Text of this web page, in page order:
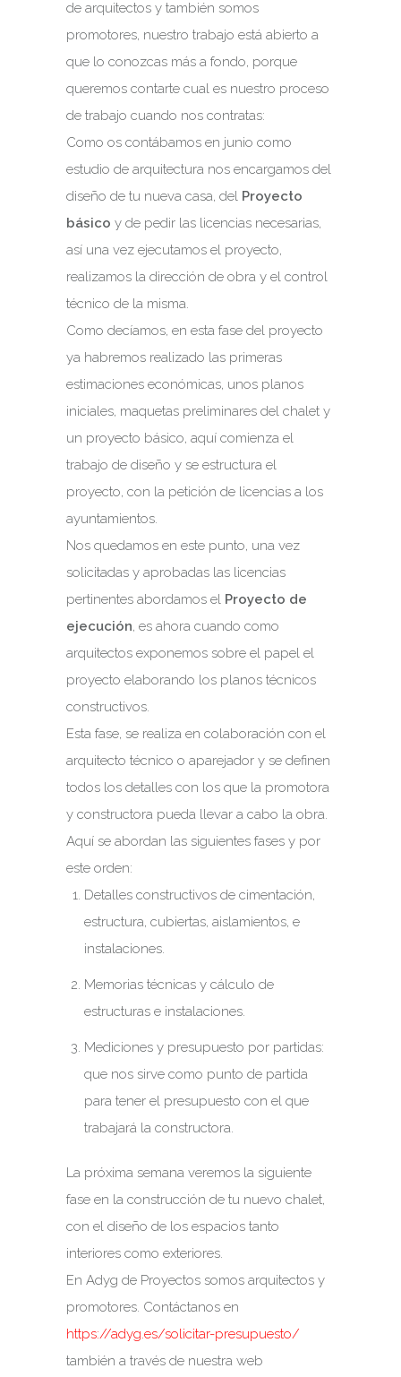
de arquitectos y también somos
promotores, nuestro trabajo está abierto a
que lo conozcas más a fondo, porque
queremos contarte cual es nuestro proceso
de trabajo cuando nos contratas:
Como os contábamos en junio como
estudio de arquitectura nos encargamos del
diseño de tu nueva casa, del Proyecto
básico y de pedir las licencias necesarias,
así una vez ejecutamos el proyecto,
realizamos la dirección de obra y el control
técnico de la misma.
Como decíamos, en esta fase del proyecto
ya habremos realizado las primeras
estimaciones económicas, unos planos
iniciales, maquetas preliminares del chalet y
un proyecto básico, aquí comienza el
trabajo de diseño y se estructura el
proyecto, con la petición de licencias a los
ayuntamientos.
Nos quedamos en este punto, una vez
solicitadas y aprobadas las licencias
pertinentes abordamos el Proyecto de
ejecución, es ahora cuando como
arquitectos exponemos sobre el papel el
proyecto elaborando los planos técnicos
constructivos.
Esta fase, se realiza en colaboración con el
arquitecto técnico o aparejador y se definen
todos los detalles con los que la promotora
y constructora pueda llevar a cabo la obra.
Aquí se abordan las siguientes fases y por
este orden:
Detalles constructivos de cimentación,
estructura, cubiertas, aislamientos, e
instalaciones.
Memorias técnicas y cálculo de
estructuras e instalaciones.
Mediciones y presupuesto por partidas:
que nos sirve como punto de partida
para tener el presupuesto con el que
trabajará la constructora.
La próxima semana veremos la siguiente
fase en la construcción de tu nuevo chalet,
con el diseño de los espacios tanto
interiores como exteriores.
En Adyg de Proyectos somos arquitectos y
promotores. Contáctanos en
https://adyg.es/solicitar-presupuesto/
también a través de nuestra web